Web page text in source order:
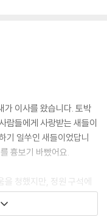
가 이사를 왔습니다. 토박
람들에게 사랑받는 새들이
기 일쑤인 새들이었답니
흉보기 바빴어요.
을 청했지만, 정원 구석에
사귀나 솔잎 하나도 구하
털을 뽑아 둥지를 지었어